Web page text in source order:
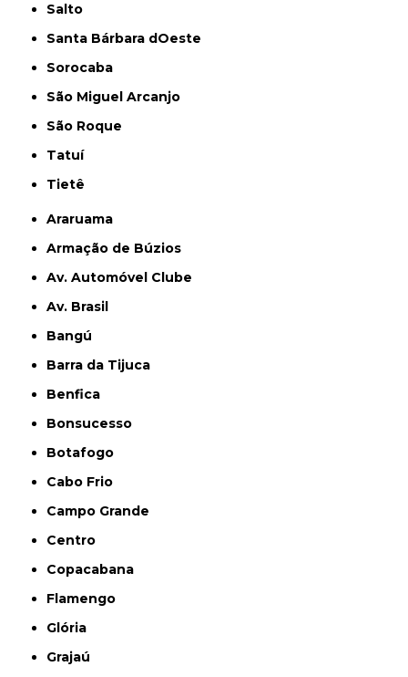
Salto
Santa Bárbara dOeste
Sorocaba
São Miguel Arcanjo
São Roque
Tatuí
Tietê
Araruama
Armação de Búzios
Av. Automóvel Clube
Av. Brasil
Bangú
Barra da Tijuca
Benfica
Bonsucesso
Botafogo
Cabo Frio
Campo Grande
Centro
Copacabana
Flamengo
Glória
Grajaú